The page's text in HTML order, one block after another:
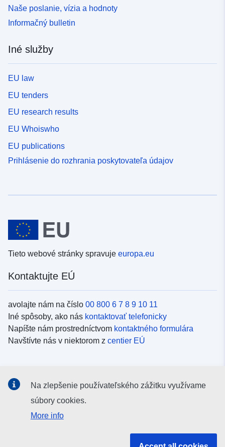
Naše poslanie, vízia a hodnoty
Informačný bulletin
Iné služby
EU law
EU tenders
EU research results
EU Whoiswho
EU publications
Prihlásenie do rozhrania poskytovateľa údajov
Tieto webové stránky spravuje europa.eu
Kontaktujte EÚ
avolajte nám na číslo 00 800 6 7 8 9 10 11
Iné spôsoby, ako nás kontaktovať telefonicky
Napíšte nám prostredníctvom kontaktného formulára
Navštívte nás v niektorom z centier EÚ
Kanály EÚ nasociálnych médiách
Na zlepšenie používateľského zážitku využívame
súbory cookies.
More info